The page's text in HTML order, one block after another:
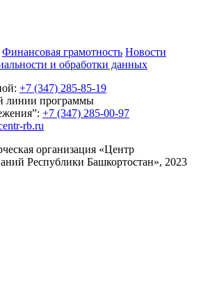
Финансовая грамотность Новости
и обработки данных
+7 (347) 285-85-19
линии программы
+7 (347) 285-00-97
rb.ru
организация «Центр
Республики Башкортостан», 2023